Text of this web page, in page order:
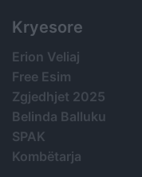
Kryesore
Erion Veliaj
Free Esim
Zgjedhjet 2025
Belinda Balluku
SPAK
Kombëtarja